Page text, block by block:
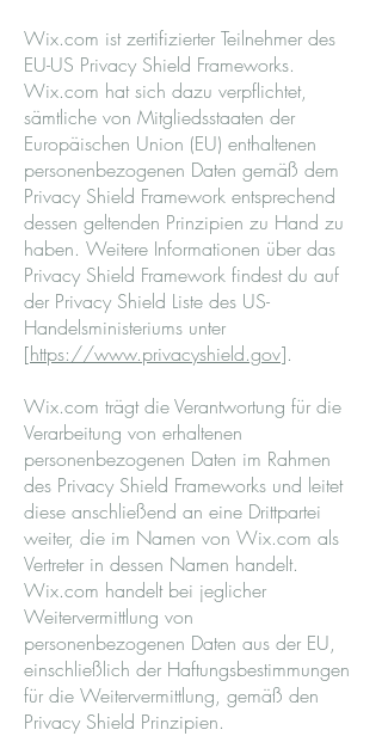
Wix.com ist zertifizierter Teilnehmer des
EU-US Privacy Shield Frameworks.
Wix.com hat sich dazu verpflichtet,
sämtliche von Mitgliedsstaaten der
Europäischen Union (EU) enthaltenen
personenbezogenen Daten gemäß dem
Privacy Shield Framework entsprechend
dessen geltenden Prinzipien zu Hand zu
haben. Weitere Informationen über das
Privacy Shield Framework findest du auf
der Privacy Shield Liste des US-
Handelsministeriums unter
[https://www.privacyshield.gov].
Wix.com trägt die Verantwortung für die
Verarbeitung von erhaltenen
personenbezogenen Daten im Rahmen
des Privacy Shield Frameworks und leitet
diese anschließend an eine Drittpartei
weiter, die im Namen von Wix.com als
Vertreter in dessen Namen handelt.
Wix.com handelt bei jeglicher
Weitervermittlung von
personenbezogenen Daten aus der EU,
einschließlich der Haftungsbestimmungen
für die Weitervermittlung, gemäß den
Privacy Shield Prinzipien.